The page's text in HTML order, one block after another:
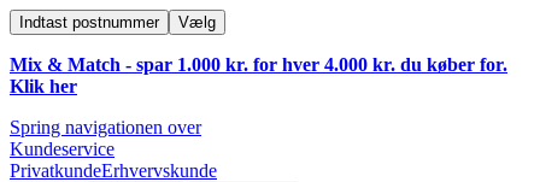
Indtast postnummer Vælg
Mix & Match - spar 1.000 kr. for hver 4.000 kr. du køber for.
Klik her
Spring navigationen over
Kundeservice
PrivatkundeErhvervskunde